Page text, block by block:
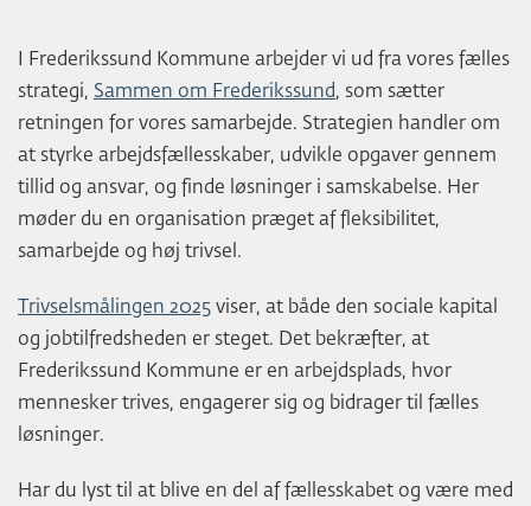
I Frederikssund Kommune arbejder vi ud fra vores fælles
strategi, Sammen om Frederikssund, som sætter
retningen for vores samarbejde. Strategien handler om
at styrke arbejdsfællesskaber, udvikle opgaver gennem
tillid og ansvar, og finde løsninger i samskabelse. Her
møder du en organisation præget af fleksibilitet,
samarbejde og høj trivsel.
Trivselsmålingen 2025 viser, at både den sociale kapital
og jobtilfredsheden er steget. Det bekræfter, at
Frederikssund Kommune er en arbejdsplads, hvor
mennesker trives, engagerer sig og bidrager til fælles
løsninger.
Har du lyst til at blive en del af fællesskabet og være med